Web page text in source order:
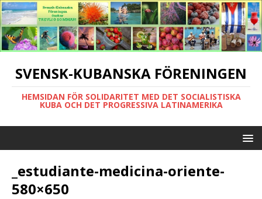
SVENSK-KUBANSKA FÖRENINGEN
HEMSIDAN FÖR SOLIDARITET MED DET SOCIALISTISKA
KUBA OCH DET PROGRESSIVA LATINAMERIKA
_estudiante-medicina-oriente-
580×650